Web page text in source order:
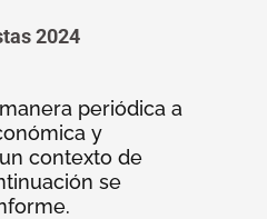
2024
periódica a
y
contexto de
se